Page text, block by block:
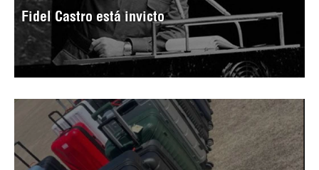
Fidel Castro está invicto